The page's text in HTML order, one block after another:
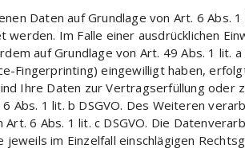
Daten auf Grundlage von Art. 6 Abs. 1
Im Falle einer ausdrücklichen
auf Grundlage von Art. 49 Abs. 1 lit. a
Fingerprinting) eingewilligt haben,
Ihre Daten zur Vertragserfüllung oder
1 lit. b DSGVO. Des Weiteren
6 Abs. 1 lit. c DSGVO. Die
im Einzelfall einschlägigen